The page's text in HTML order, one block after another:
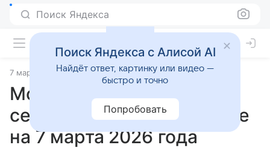
Поиск Яндекса
7 марта 2026 Источник: Гороскопы Mail Статьи
Можно ли убираться
сегодня: советы по уборке
на 7 марта 2026 года
Поиск Яндекса с Алисой AI
Найдёт ответ, картинку или видео —
быстро и точно
Попробовать